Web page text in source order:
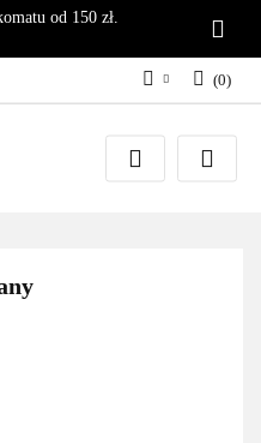
od 150 zł.
Zaloguj się
Załóż konto
(0)